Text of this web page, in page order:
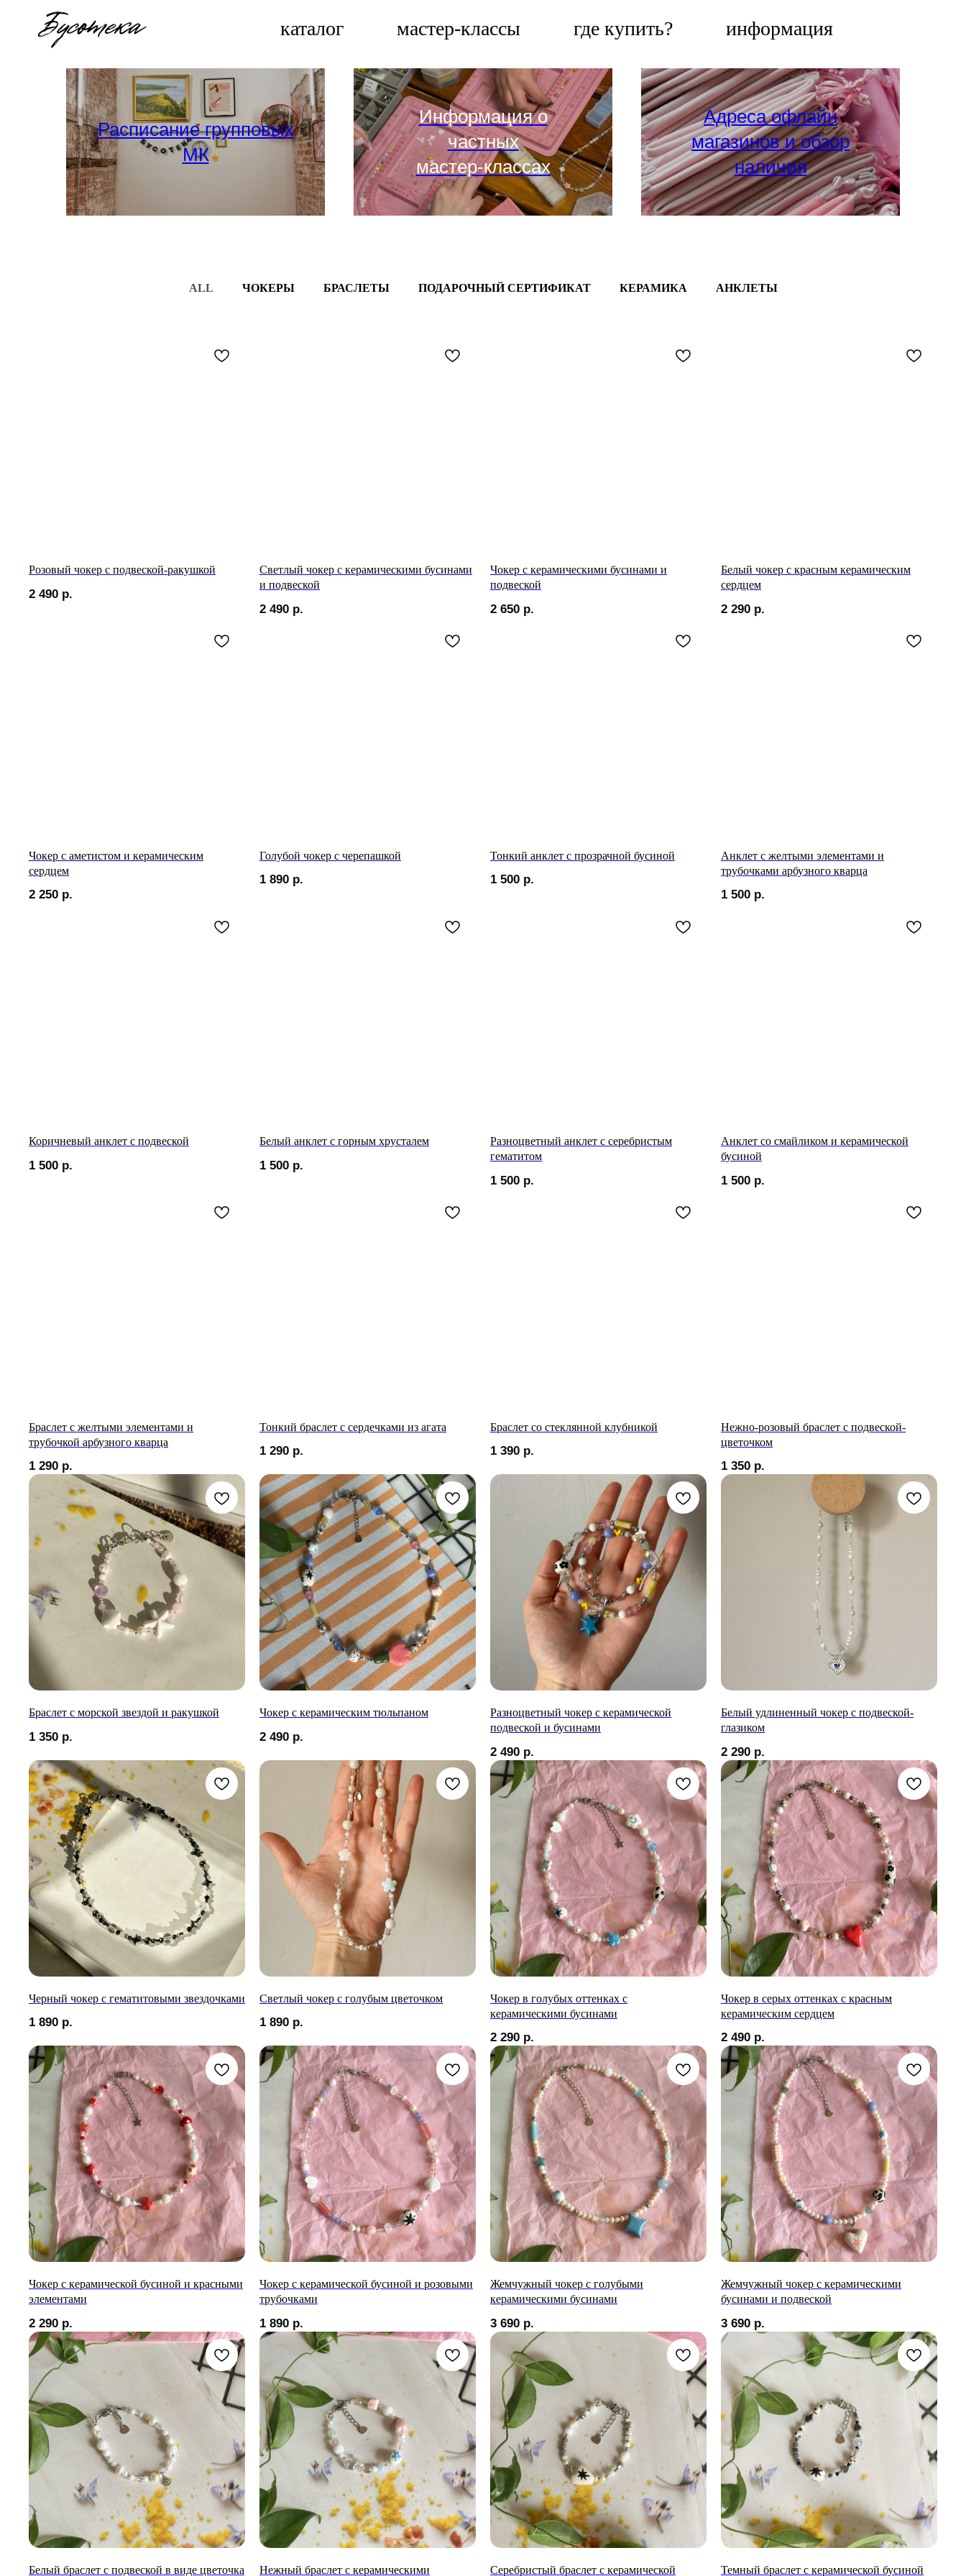
каталог мастер-классы где купить? информация
Расписание групповых
МК
Информация о
частных
мастер-классах
Адреса офлайн
магазинов и обзор
наличия
ALL ЧОКЕРЫ БРАСЛЕТЫ ПОДАРОЧНЫЙ СЕРТИФИКАТ КЕРАМИКА АНКЛЕТЫ
Розовый чокер с подвеской-ракушкой
2 490 р.
Светлый чокер с керамическими бусинами
и подвеской
2 490 р.
Чокер с керамическими бусинами и
подвеской
2 650 р.
Белый чокер с красным керамическим
сердцем
2 290 р.
Чокер с аметистом и керамическим
сердцем
2 250 р.
Голубой чокер с черепашкой
1 890 р.
Тонкий анклет с прозрачной бусиной
1 500 р.
Анклет с желтыми элементами и
трубочками арбузного кварца
1 500 р.
Коричневый анклет с подвеской
1 500 р.
Белый анклет с горным хрусталем
1 500 р.
Разноцветный анклет с серебристым
гематитом
1 500 р.
Анклет со смайликом и керамической
бусиной
1 500 р.
Браслет с желтыми элементами и
трубочкой арбузного кварца
1 290 р.
Тонкий браслет с сердечками из агата
1 290 р.
Браслет со стеклянной клубникой
1 390 р.
Нежно-розовый браслет с подвеской-
цветочком
1 350 р.
Браслет с морской звездой и ракушкой
1 350 р.
Чокер с керамическим тюльпаном
2 490 р.
Разноцветный чокер с керамической
подвеской и бусинами
2 490 р.
Белый удлиненный чокер с подвеской-
глазиком
2 290 р.
Черный чокер с гематитовыми звездочками
1 890 р.
Светлый чокер с голубым цветочком
1 890 р.
Чокер в голубых оттенках с
керамическими бусинами
2 290 р.
Чокер в серых оттенках с красным
керамическим сердцем
2 490 р.
Чокер с керамической бусиной и красными
элементами
2 290 р.
Чокер с керамической бусиной и розовыми
трубочками
1 890 р.
Жемчужный чокер с голубыми
керамическими бусинами
3 690 р.
Жемчужный чокер с керамическими
бусинами и подвеской
3 690 р.
Белый браслет с подвеской в виде цветочка Нежный браслет с керамическими Серебристый браслет с керамической Темный браслет с керамической бусиной